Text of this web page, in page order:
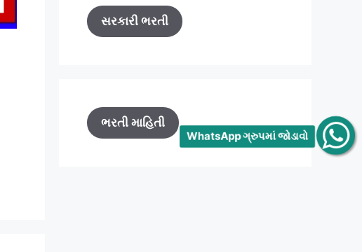
સરકારી ભરતી
ભરતી માહિતી
WhatsApp ગ્રુપમાં જોડાવો